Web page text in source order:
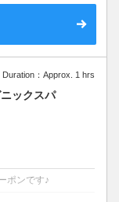
新4stepトリートメ
修復したい方に♪
Duration：Approx. 1 hrs
ックスパ
ポンです♪